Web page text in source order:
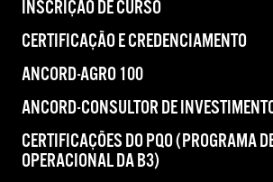
INSCRIÇÃO DE CURSO
CERTIFICAÇÃO E CREDENCIAMENTO
ANCORD-AGRO 100
ANCORD-CONSULTOR DE
CERTIFICAÇÕES DO PQO (PROGRAMA
OPERACIONAL DA B3)